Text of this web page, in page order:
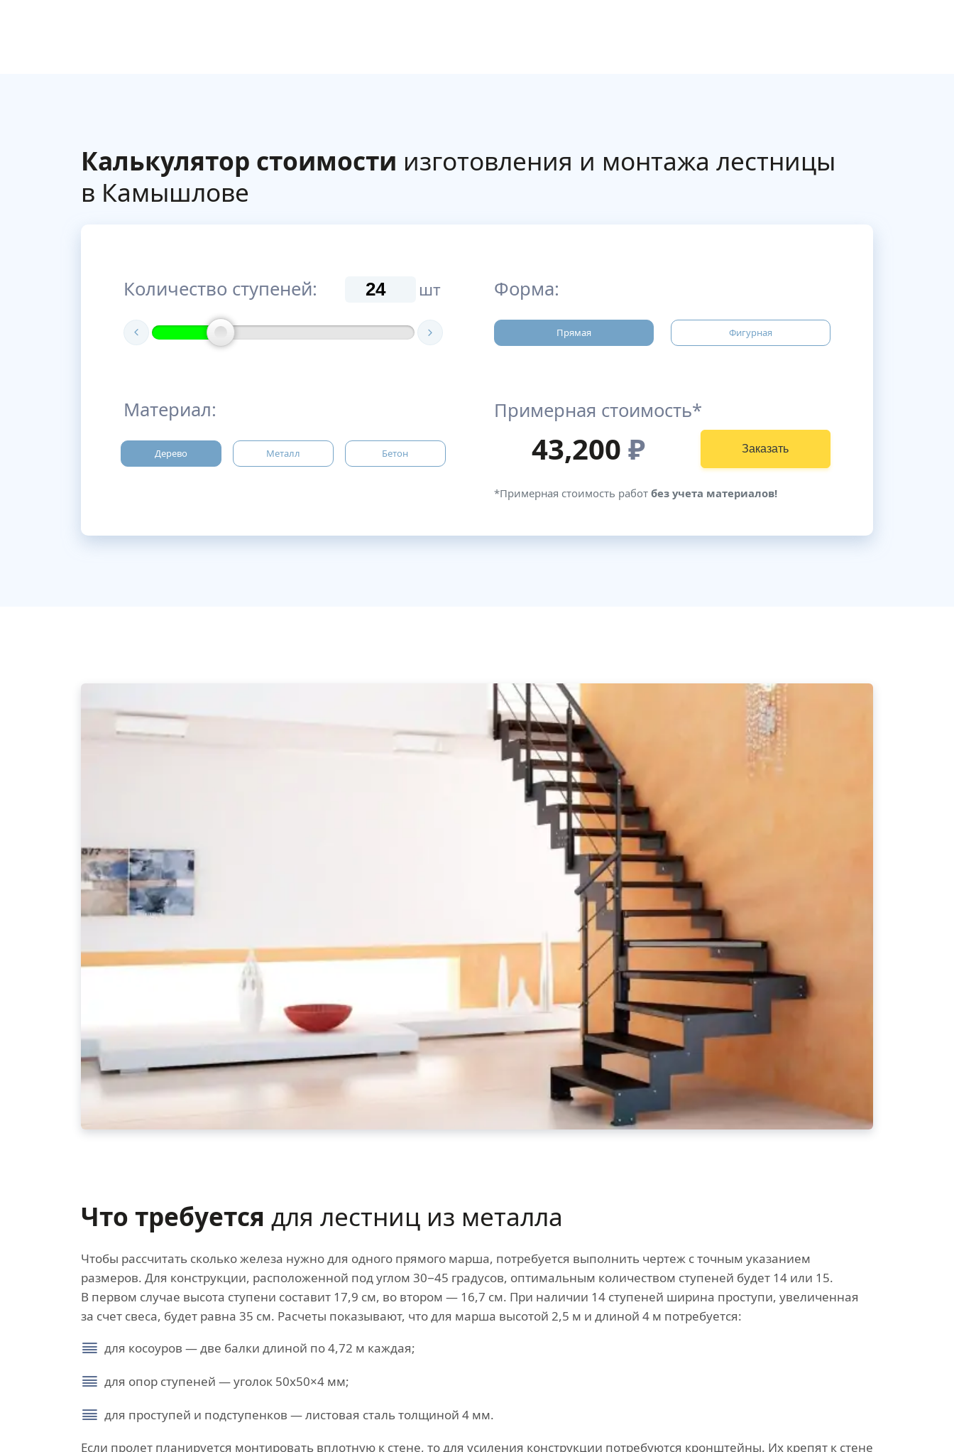
Калькулятор стоимости изготовления и монтажа лестницы
в Камышлове
Количество ступеней: шт
Материал:
Дерево Металл Бетон
Форма:
Прямая Фигурная
Примерная стоимость*
43,200 ₽ Заказать
*Примерная стоимость работ без учета материалов!
Что требуется для лестниц из металла
Чтобы рассчитать сколько железа нужно для одного прямого марша, потребуется выполнить чертеж с точным указанием
размеров. Для конструкции, расположенной под углом 30−45 градусов, оптимальным количеством ступеней будет 14 или 15.
В первом случае высота ступени составит 17,9 см, во втором — 16,7 см. При наличии 14 ступеней ширина проступи, увеличенная
за счет свеса, будет равна 35 см. Расчеты показывают, что для марша высотой 2,5 м и длиной 4 м потребуется:
для косоуров — две балки длиной по 4,72 м каждая;
для опор ступеней — уголок 50х50×4 мм;
для проступей и подступенков — листовая сталь толщиной 4 мм.
Если пролет планируется монтировать вплотную к стене, то для усиления конструкции потребуются кронштейны. Их крепят к стене